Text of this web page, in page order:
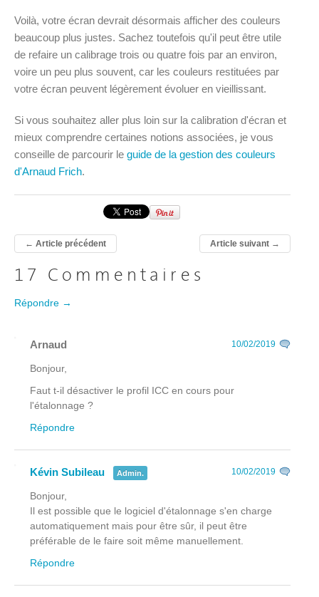
Voilà, votre écran devrait désormais afficher des couleurs
beaucoup plus justes. Sachez toutefois qu'il peut être utile
de refaire un calibrage trois ou quatre fois par an environ,
voire un peu plus souvent, car les couleurs restituées par
votre écran peuvent légèrement évoluer en vieillissant.
Si vous souhaitez aller plus loin sur la calibration d'écran et
mieux comprendre certaines notions associées, je vous
conseille de parcourir le guide de la gestion des couleurs
d'Arnaud Frich.
← Article précédent Article suivant→
17 Commentaires
Répondre →
Arnaud 10/02/2019
Bonjour,
Faut t-il désactiver le profil ICC en cours pour
l'étalonnage ?
Répondre
Kévin Subileau Admin. 10/02/2019
Bonjour,
Il est possible que le logiciel d'étalonnage s'en charge
automatiquement mais pour être sûr, il peut être
préférable de le faire soit même manuellement.
Répondre